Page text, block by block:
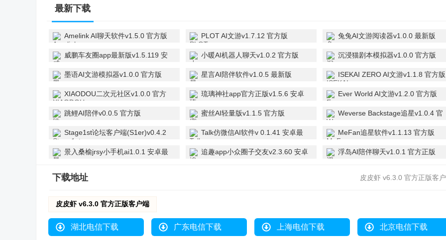
最新下载
Amelink AI聊天软件v1.5.0 官方版 PLOT AI文游v1.7.12 官方版 兔兔AI文游阅读器v1.0.0 最新版
威鹏车友圈app最新版v1.5.119 安
小暖AI机器人聊天v1.0.2 官方版 沉浸猫剧本模拟器v1.0.0 官方版
墨语AI文游模拟器v1.0.0 官方版 星言AI陪伴软件v1.0.5 最新版 ISEKAI ZERO AI文游v1.1.8 官方版
XIAODOU二次元社区v1.0.0 官方
琉璃神社app官方正版v1.5.6 安卓
Ever World AI文游v1.2.0 官方版
跳鲤AI陪伴v0.0.5 官方版 蜜丝AI轻量版v1.1.5 官方版
Weverse Backstage追星v1.0.4 官
Stage1st论坛客户端(S1er)v0.4.2
Talk仿微信AI软件v 0.1.41 安卓最
MeFan追星软件v1.1.13 官方版
景入桑榆jrsy小手机ai1.0.1 安卓最
追趣app小众圈子交友v2.3.60 安卓
浮岛AI陪伴聊天v1.0.1 官方正版
下载地址 皮皮虾 v6.3.0 官方正版客
皮皮虾 v6.3.0 官方正版客户端
湖北电信下载 广东电信下载 上海电信下载 北京电信下载